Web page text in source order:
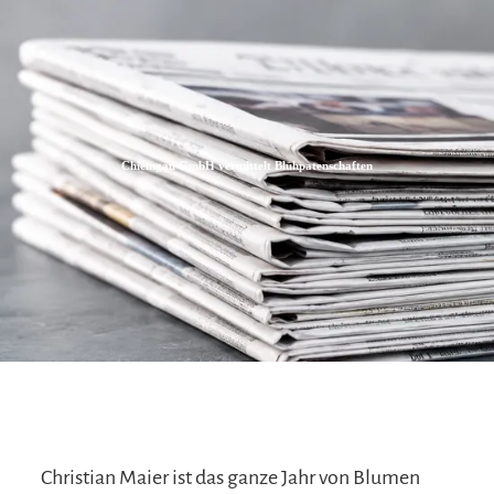
Inhalt
Suche
Footer
Chiemgau GmbH vermittelt Blühpatenschaften
Christian Maier ist das ganze Jahr von Blumen